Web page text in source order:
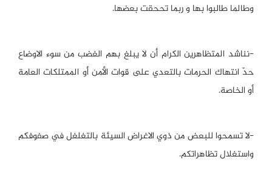
وطالما طالبوا بها و ربما تححقت بعضها.
-نناشد المتظاهرين الكرام أن لا يبلغ بهم الغضب من سوء الاوضاع
حدّ انتهاك الحرمات بالتعدي على قوات الأمن أو الممتلكات العامة
أو الخاصة.
-لا تسمحوا للبعض من ذوي الاغراض السيئة بالتغلغل في صفوفكم
واستغلال تظاهراتكم.